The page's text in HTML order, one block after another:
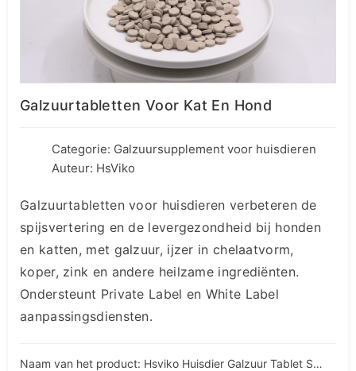
Galzuurtabletten Voor Kat En Hond
Categorie: Galzuursupplement voor huisdieren
Auteur: HsViko
Galzuurtabletten voor huisdieren verbeteren de
spijsvertering en de levergezondheid bij honden
en katten, met galzuur, ijzer in chelaatvorm,
koper, zink en andere heilzame ingrediënten.
Ondersteunt Private Label en White Label
aanpassingsdiensten.
Naam van het product: Hsviko Huisdier Galzuur Tablet Supplement